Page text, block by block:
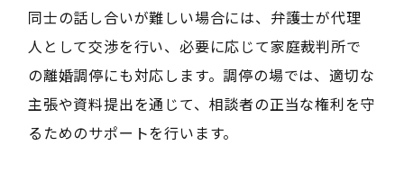
同士の話し合いが難しい場合には、弁護士が代理
人として交渉を行い、必要に応じて家庭裁判所で
の離婚調停にも対応します。調停の場では、適切な
主張や資料提出を通じて、相談者の正当な権利を守
るためのサポートを行います。